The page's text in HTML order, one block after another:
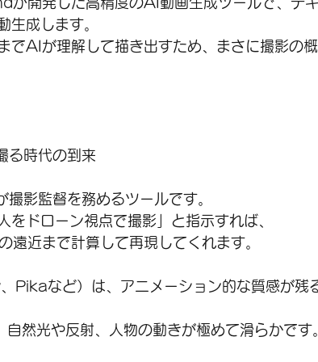
生成します。
でAIが理解して描き出すため、まさに撮影の
る時代の到来
影監督を務めるツールです。
をドローン視点で撮影」と指示すれば、
遠近まで計算して再現してくれます。
Pikaなど）は、アニメーション的な質感が残
然光や反射、人物の動きが極めて滑らかです